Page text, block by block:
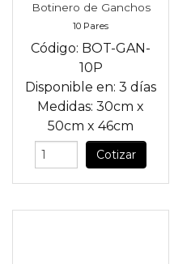
Botinero de Ganchos
10 Pares
Código: BOT-GAN-
10P
Disponible en: 3 días
Medidas: 30cm x
50cm x 46cm
Cotizar